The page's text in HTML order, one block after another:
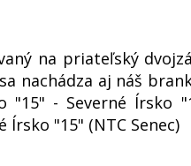
na priateľský
nachádza aj náš
"15" - Severné Írsko
Írsko "15" (NTC Senec)